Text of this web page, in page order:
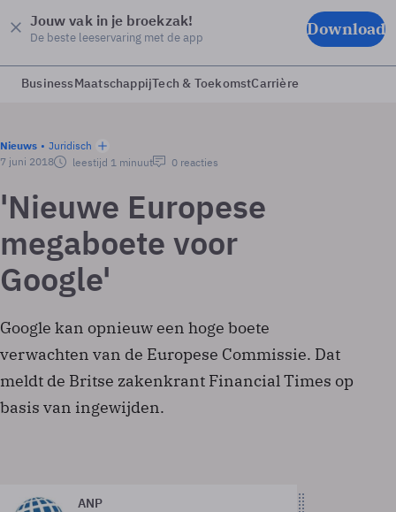
Jouw vak in je broekzak!
De beste leeservaring met de app Download
BusinessMaatschappijTech & ToekomstCarrière
Nieuws
Juridisch
7 juni 2018
leestijd 1 minuut 0 reacties
'Nieuwe Europese
megaboete voor
Google'
Google kan opnieuw een hoge boete
verwachten van de Europese Commissie. Dat
meldt de Britse zakenkrant Financial Times op
basis van ingewijden.
ANP